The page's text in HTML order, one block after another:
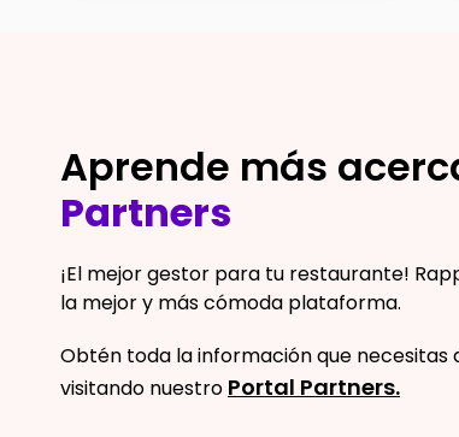
Aprende más
Partners
¡El mejor gestor para tu restaurante!
la mejor y más cómoda plataforma.
Obtén toda la información que
visitando nuestro Portal Partners.